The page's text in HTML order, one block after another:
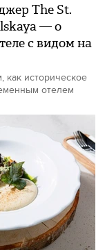
The St.
— о
с видом на
историческое
отелем